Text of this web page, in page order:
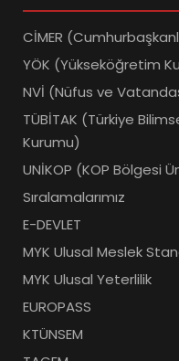
CİMER
YÖK (Yükseköğretim
NVİ (Nüfus ve
TÜBİTAK (Türkiye
Kurumu)
UNİKOP (KOP Bölgesi
Sıralamalarımız
E-DEVLET
MYK Ulusal Meslek
MYK Ulusal Yeterlilik
EUROPASS
KTÜNSEM